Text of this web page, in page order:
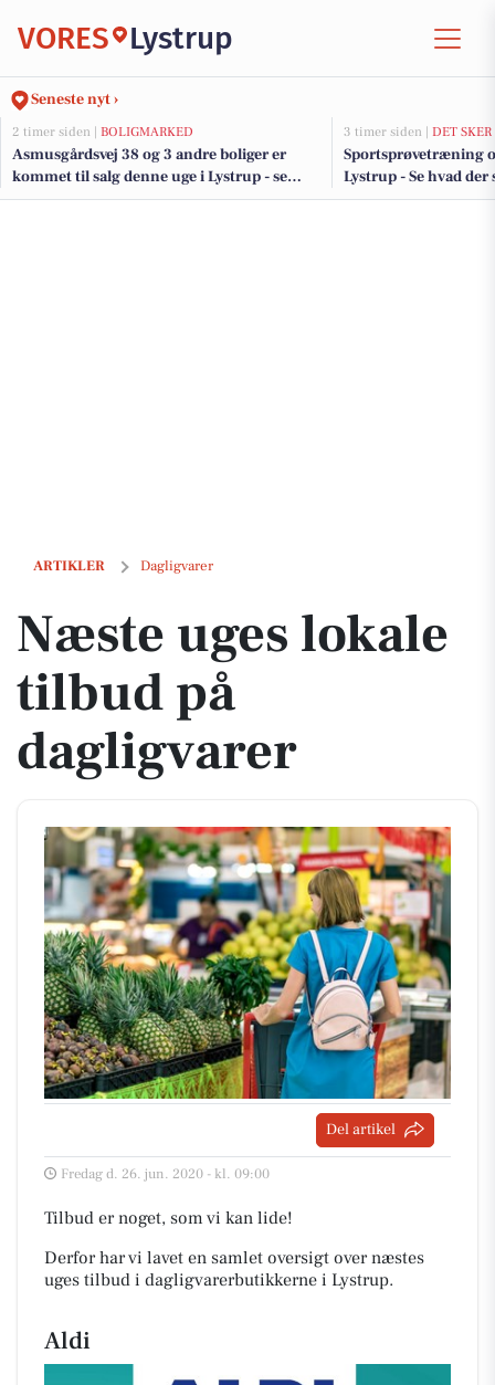
VORES Lystrup
Seneste nyt ›
2 timer siden | BOLIGMARKED
Asmusgårdsvej 38 og 3 andre boliger er
kommet til salg denne uge i Lystrup - se
boligerne her.
3 timer siden | DET SKER
Sportsprøvetræning
Lystrup - Se hvad
uge
ARTIKLER Dagligvarer
Næste uges lokale tilbud på dagligvarer
Næste uges lokale
tilbud på
dagligvarer
Del artikel
Fredag d. 26. jun. 2020 - kl. 09:00
Tilbud er noget, som vi kan lide!
Derfor har vi lavet en samlet oversigt over næstes
uges tilbud i dagligvarerbutikkerne i Lystrup.
Aldi